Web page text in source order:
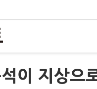
이 지상으